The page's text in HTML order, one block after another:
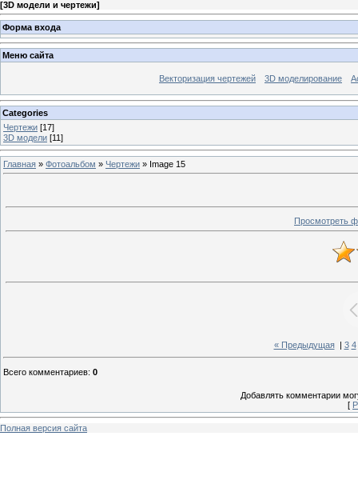
[3D модели и чертежи]
Форма входа
Меню сайта
Векторизация чертежей 3D моделирование
Categories
Чертежи [17]
3D модели [11]
Главная » Фотоальбом » Чертежи » Image 15
Просмотреть
« Предыдущая| 3 4
Всего комментариев: 0
Добавлять комментарии
[
Полная версия сайта